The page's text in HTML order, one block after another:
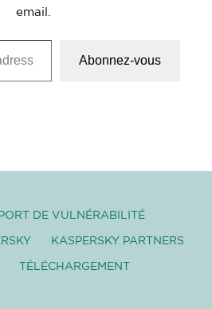
email.
Abonnez-vous
DE VULNÉRABILITÉ
KASPERSKY PARTNERS
TÉLÉCHARGEMENT